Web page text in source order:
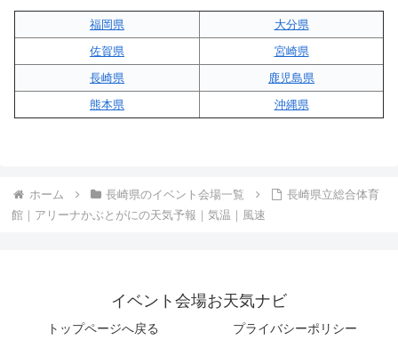
福岡県
大分県
佐賀県
宮崎県
長崎県
鹿児島県
熊本県
沖縄県
ホーム 長崎県のイベント会場一覧
長崎県立総合体育
館｜アリーナかぶとがにの天気予報｜気温｜風速
イベント会場お天気ナビ
トップページへ戻る プライバシーポリシー